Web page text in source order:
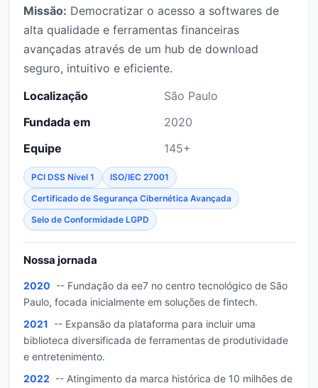
Missão: Democratizar o acesso a softwares de
alta qualidade e ferramentas financeiras
avançadas através de um hub de download
seguro, intuitivo e eficiente.
Localização
São Paulo
Fundada em
2020
Equipe
145+
PCI DSS Nível 1
ISO/IEC 27001
Certificado de Segurança Cibernética Avançada
Selo de Conformidade LGPD
Nossa jornada
2020 -- Fundação da ee7 no centro tecnológico de São
Paulo, focada inicialmente em soluções de fintech.
2021 -- Expansão da plataforma para incluir uma
biblioteca diversificada de ferramentas de produtividade
e entretenimento.
2022 -- Atingimento da marca histórica de 10 milhões de